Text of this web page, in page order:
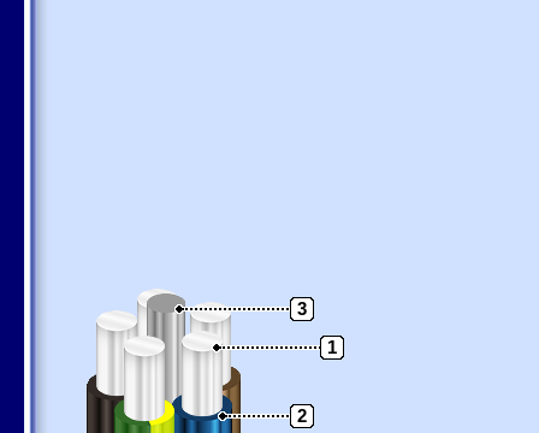
3
1
2